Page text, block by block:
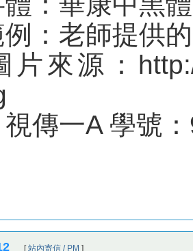
：老師提供
片來源：
傳一A 學號
[站內寄信 / PM ]